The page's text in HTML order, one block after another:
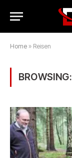
Home » Reisen
BROWSING: